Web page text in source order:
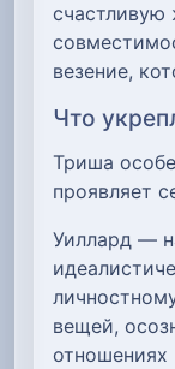
счастливую
везение,
Что
Триша
проявляет
Уиллард —
вещей,
отношениях